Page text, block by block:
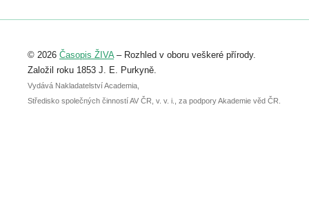
Registrovat se můžete do 6. září.
abstraktu přihlášené přednášky nebo
posteru je už 30. června.
© 2026 Časopis ŽIVA– Rozhled v oboru veškeré přírody.
Založil roku 1853 J. E. Purkyně.
Vydává Nakladatelství Academia,
Středisko společných činností AV ČR, v. v. i., za podpory Akademie věd ČR.